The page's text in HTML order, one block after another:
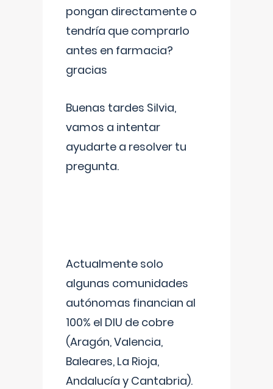
pongan directamente o
tendría que comprarlo
antes en farmacia?
gracias
Buenas tardes Silvia,
vamos a intentar
ayudarte a resolver tu
pregunta.
Actualmente solo
algunas comunidades
autónomas financian al
100% el DIU de cobre
(Aragón, Valencia,
Baleares, La Rioja,
Andalucía y Cantabria).